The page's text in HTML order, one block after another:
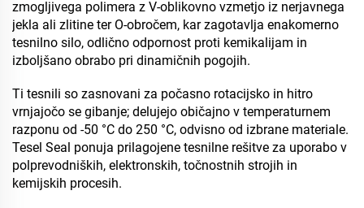
zmogljivega polimera z V-oblikovno vzmetjo iz nerjavnega
jekla ali zlitine ter O-obročem, kar zagotavlja enakomerno
tesnilno silo, odlično odpornost proti kemikalijam in
izboljšano obrabo pri dinamičnih pogojih.
Ti tesnili so zasnovani za počasno rotacijsko in hitro
vrnjajočo se gibanje; delujejo običajno v temperaturnem
razponu od -50 °C do 250 °C, odvisno od izbrane materiale.
Tesel Seal ponuja prilagojene tesnilne rešitve za uporabo v
polprevodniških, elektronskih, točnostnih strojih in
kemijskih procesih.